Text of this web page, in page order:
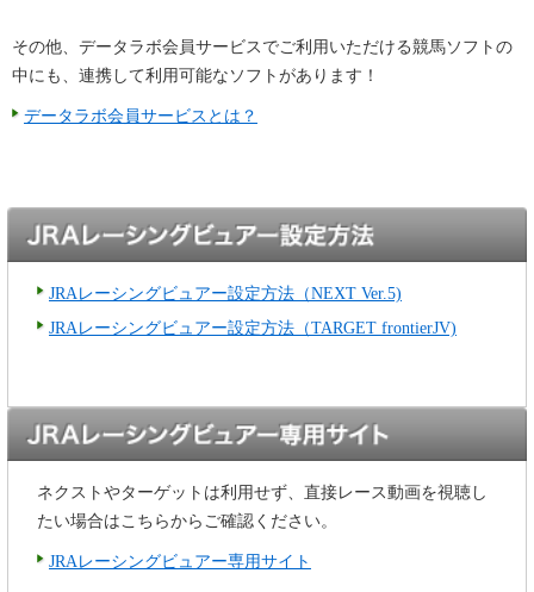
その他、データラボ会員サービスでご利用いただける競馬ソフトの
中にも、連携して利用可能なソフトがあります！
データラボ会員サービスとは？
JRAレーシングビュアー設定方法（NEXT Ver.5)
JRAレーシングビュアー設定方法（TARGET frontierJV)
ネクストやターゲットは利用せず、直接レース動画を視聴し
たい場合はこちらからご確認ください。
JRAレーシングビュアー専用サイト